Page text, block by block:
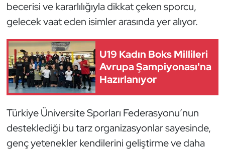
becerisi ve kararlılığıyla dikkat çeken sporcu,
gelecek vaat eden isimler arasında yer alıyor.
U19 Kadın Boks Millileri
Avrupa Şampiyonası'na
Hazırlanıyor
Türkiye Üniversite Sporları Federasyonu’nun
desteklediği bu tarz organizasyonlar sayesinde,
genç yetenekler kendilerini geliştirme ve daha
Motor Sporları
Okçuluk
Optimist
Oryantiring
Özel Sporcular